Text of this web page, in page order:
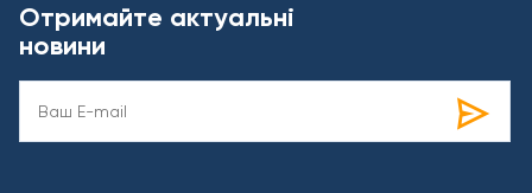
Отримайте актуальні
новини